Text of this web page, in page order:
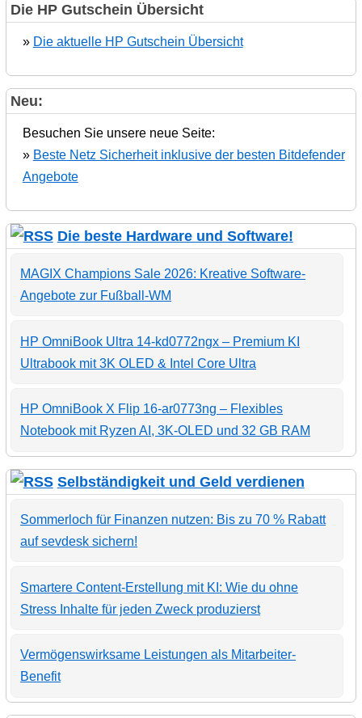
Die HP Gutschein Übersicht
» Die aktuelle HP Gutschein Übersicht
Neu:
Besuchen Sie unsere neue Seite:
» Beste Netz Sicherheit inklusive der besten Bitdefender
Angebote
Die beste Hardware und Software!
MAGIX Champions Sale 2026: Kreative Software-
Angebote zur Fußball-WM
HP OmniBook Ultra 14-kd0772ngx – Premium KI
Ultrabook mit 3K OLED & Intel Core Ultra
HP OmniBook X Flip 16-ar0773ng – Flexibles
Notebook mit Ryzen AI, 3K-OLED und 32 GB RAM
Selbständigkeit und Geld verdienen
Sommerloch für Finanzen nutzen: Bis zu 70 % Rabatt
auf sevdesk sichern!
Smartere Content-Erstellung mit KI: Wie du ohne
Stress Inhalte für jeden Zweck produzierst
Vermögenswirksame Leistungen als Mitarbeiter-
Benefit